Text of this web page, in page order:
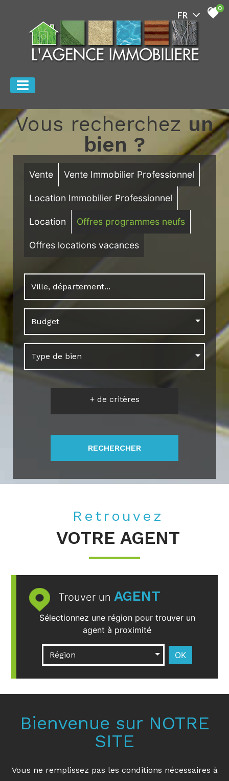
0
Vous recherchez un
bien ?
Vente Vente Immobilier Professionnel
Location Immobilier Professionnel
Location Offres programmes neufs
Offres locations vacances
Budget
Type de bien
+de critères
RECHERCHER
Retrouvez
VOTRE AGENT
Trouver unAGENT
Sélectionnez une région pour trouver un
agent à proximité
Région OK
Bienvenue sur NOTRE
SITE
Vous ne remplissez pas les conditions nécessaires à